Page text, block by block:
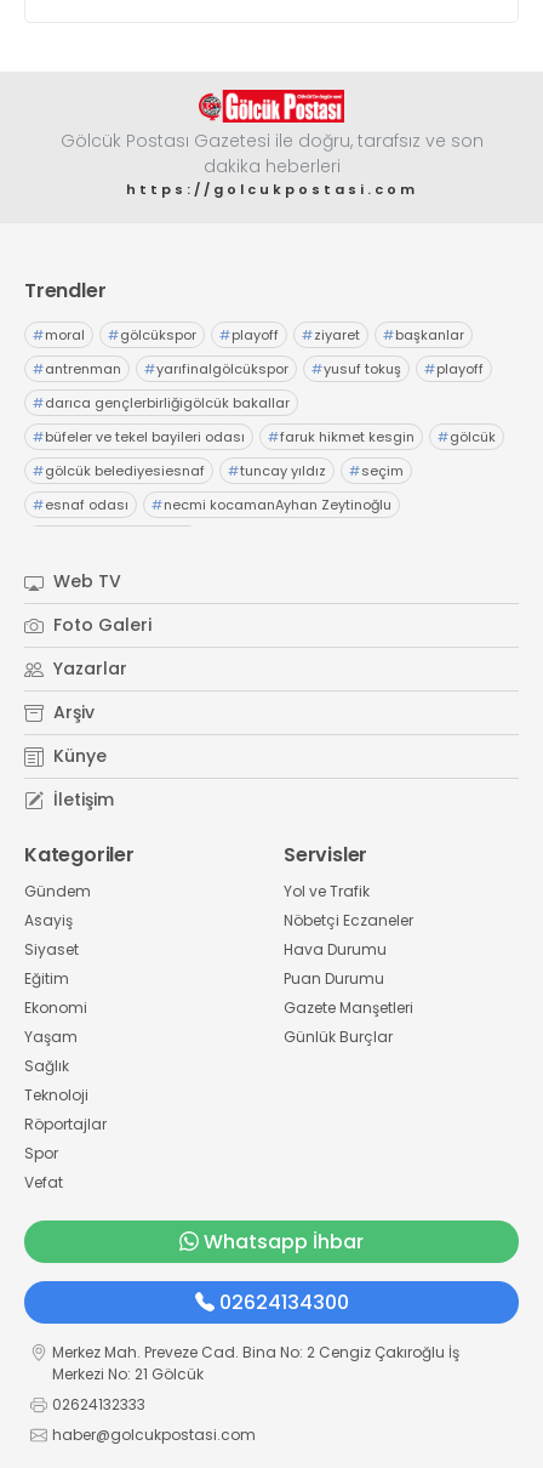
Gölcük Postası Gazetesi ile doğru, tarafsız ve son
dakika heberleri
https://golcukpostasi.com
Trendler
#moral #gölcükspor #playoff #ziyaret #başkanlar
#antrenman #yarıfinalgölcükspor #yusuf tokuş #playoff
#darıca gençlerbirliğigölcük bakallar
#büfeler ve tekel bayileri odası #faruk hikmet kesgin #gölcük
#gölcük belediyesiesnaf #tuncay yıldız #seçim
#esnaf odası #necmi kocamanAyhan Zeytinoğlu
Web TV
Foto Galeri
Yazarlar
Arşiv
Künye
İletişim
Kategoriler
Gündem
Asayiş
Siyaset
Eğitim
Ekonomi
Yaşam
Sağlık
Teknoloji
Röportajlar
Spor
Vefat
Servisler
Yol ve Trafik
Nöbetçi Eczaneler
Hava Durumu
Puan Durumu
Gazete Manşetleri
Günlük Burçlar
Whatsapp İhbar
02624134300
Merkez Mah. Preveze Cad. Bina No: 2 Cengiz Çakıroğlu İş
Merkezi No: 21 Gölcük
02624132333
haber@golcukpostasi.com